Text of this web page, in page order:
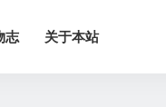
志 关于本站